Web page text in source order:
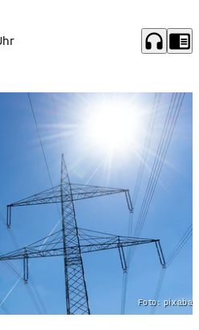
headphones chrome_reader_mode
Foto: